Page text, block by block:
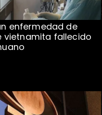
enfermedad de
vietnamita fallecido